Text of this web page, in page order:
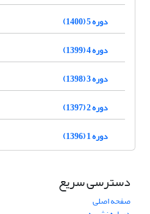
دوره 5 (1400)
دوره 4 (1399)
دوره 3 (1398)
دوره 2 (1397)
دوره 1 (1396)
دسترسی سریع
صفحه اصلی